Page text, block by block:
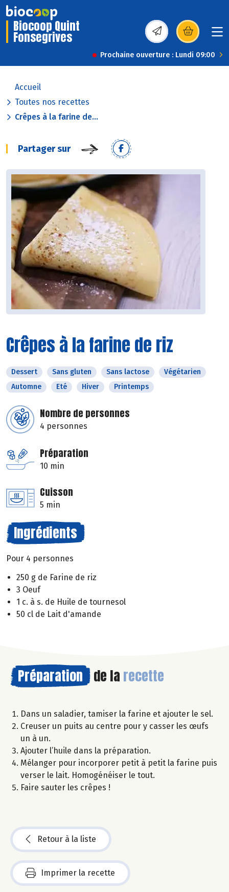
Biocoop Quint
Fonsegrives (s’ouvre dans une
Prochaine ouverture : Lundi 09:00
Accueil
Toutes nos recettes
Crêpes à la farine de...
Partager sur
Crêpes à la farine de riz
Dessert Sans gluten Sans lactose
Végétarien
Automne
Eté Hiver Printemps
Nombre de personnes
4 personnes
Préparation
10 min
Cuisson
5 min
Ingrédients
Pour 4 personnes
250 g de Farine de riz
3 Oeuf
1 c. à s. de Huile de tournesol
50 cl de Lait d'amande
Préparation de la recette
Dans un saladier, tamiser la farine et ajouter le sel.
Creuser un puits au centre pour y casser les œufs
un à un.
Ajouter l’huile dans la préparation.
Mélanger pour incorporer petit à petit la farine puis
verser le lait. Homogénéiser le tout.
Faire sauter les crêpes !
Retour à la liste
Imprimer la recette